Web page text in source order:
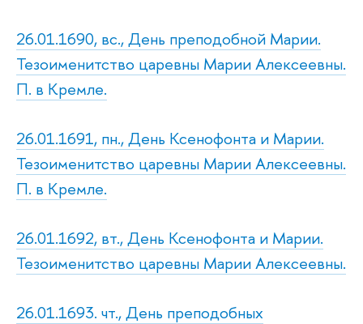
26.01.1690, вс., День преподобной Марии.
Тезоименитство царевны Марии Алексеевны.
П. в Кремле.
26.01.1691, пн., День Ксенофонта и Марии.
Тезоименитство царевны Марии Алексеевны.
П. в Кремле.
26.01.1692, вт., День Ксенофонта и Марии.
Тезоименитство царевны Марии Алексеевны.
26.01.1693. чт., День преподобных